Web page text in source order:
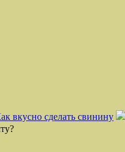
вкусно сделать свинину